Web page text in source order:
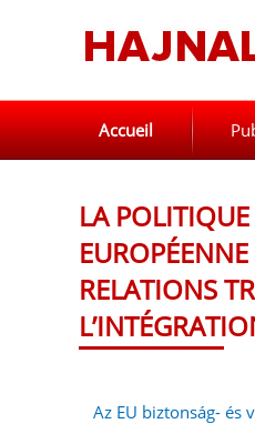
Accueil
LA
RELATIONS
Az EU biztonság- és